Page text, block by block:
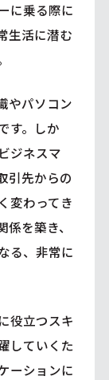
に乗る際に
生活に潜む
やパソコン
す。しか
ジネスマ
引先からの
変わってき
を築き、
る、非常に
役立つスキ
していくた
ーションに